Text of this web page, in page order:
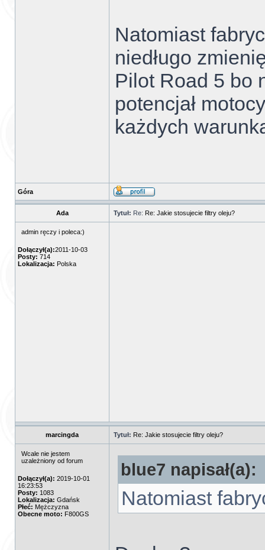
Natomiast
niedługo
Pilot Road 5 bo
potencjał
każdych
Góra
Ada Tytuł: Re: Re: Jakie stosujecie filtry oleju?
admin ręczy i poleca:)
Dołączył(a):2011-10-03
Posty: 714
Lokalizacja: Polska
marcingda Tytuł: Re: Jakie stosujecie filtry oleju?
Wcale nie jestem
uzależniony od forum
Dołączył(a): 2019-10-01
16:23:53
Posty: 1083
Lokalizacja: Gdańsk
Płeć: Mężczyzna
Obecne moto: F800GS
blue7 napisał(a):
Natomiast